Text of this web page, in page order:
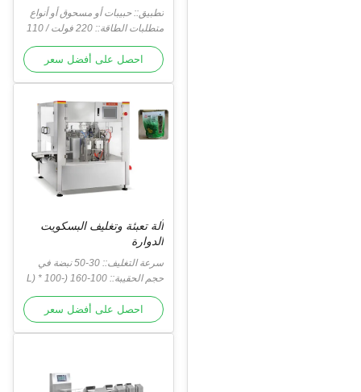
تطبيق:: حبيبات أو مسحوق أو أنواع
متطلبات الطاقة:: 220 فولت / 110
فولت ، / 50/60 هرتز / 10 أمبير
احصل على أفضل سعر
آلة تعبئة وتغليف البسكويت
الدوارة
سرعة التغليف:: 30-50 نبضة في
الدقيقة
حجم الحقيبة:: 100-160 (L) * 100-
احصل على أفضل سعر